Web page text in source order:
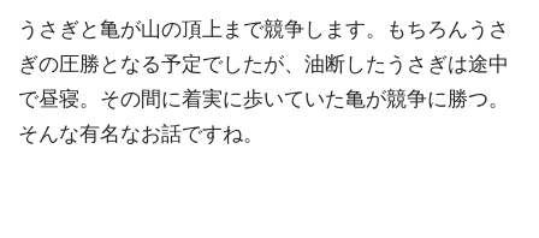
うさぎと亀が山の頂上まで競争します。もちろんうさ
ぎの圧勝となる予定でしたが、油断したうさぎは途中
で昼寝。その間に着実に歩いていた亀が競争に勝つ。
そんな有名なお話ですね。